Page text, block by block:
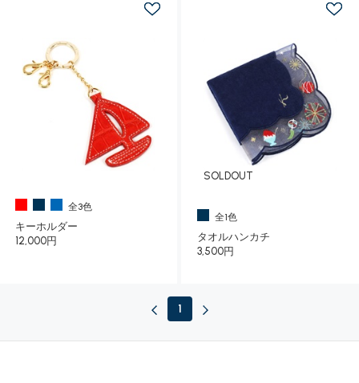
全3色
キーホルダー
12,000円
SOLDOUT
全1色
タオルハンカチ
3,500円
1